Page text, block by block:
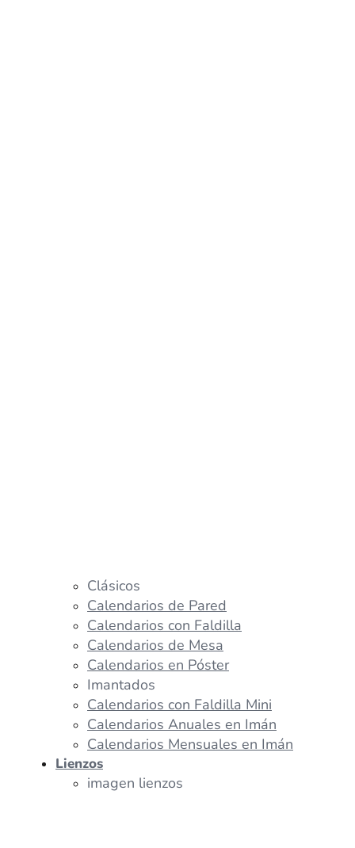
Clásicos
Calendarios de Pared
Calendarios con Faldilla
Calendarios de Mesa
Calendarios en Póster
Imantados
Calendarios con Faldilla Mini
Calendarios Anuales en Imán
Calendarios Mensuales en Imán
Lienzos
imagen lienzos